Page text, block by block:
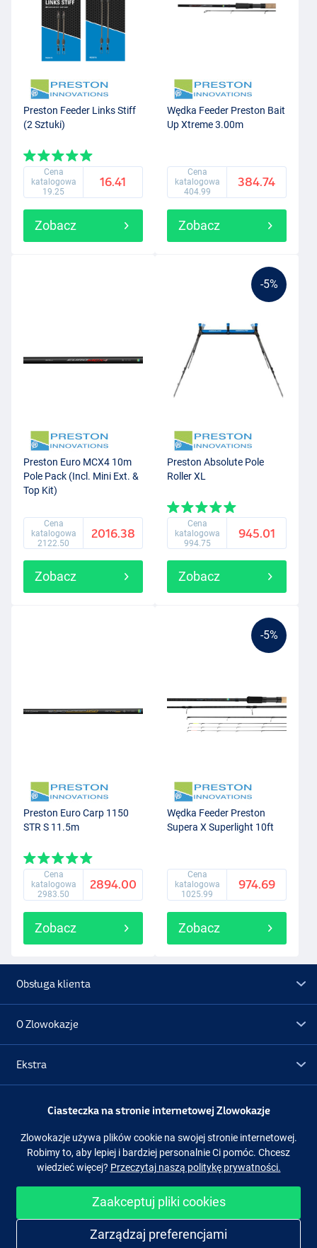
Preston Feeder Links Stiff
(2 Sztuki)
Cena
katalogowa
19.25
16.41
Zobacz
Wędka Feeder Preston Bait
Up Xtreme 3.00m
Cena
katalogowa
404.99
384.74
Zobacz
Preston Euro MCX4 10m
Pole Pack (Incl. Mini Ext. &
Top Kit)
Cena
katalogowa
2122.50
2016.38
Zobacz
-5%
Preston Absolute Pole
Roller XL
Cena
katalogowa
994.75
945.01
Zobacz
Preston Euro Carp 1150
STR S 11.5m
Cena
katalogowa
2983.50
2894.00
Zobacz
-5%
Wędka Feeder Preston
Supera X Superlight 10ft
Cena
katalogowa
1025.99
974.69
Zobacz
Obsługa klienta
O Zlowokazje
Ekstra
Promocje
Obserwuj nas Facebook Instagram
Ciasteczka na stronie internetowej Zlowokazje
Zlowokazje używa plików cookie na swojej stronie internetowej.
Robimy to, aby lepiej i bardziej personalnie Ci pomóc. Chcesz
wiedzieć więcej? Przeczytaj naszą politykę prywatności.
Zaakceptuj pliki cookies
Zarządzaj preferencjami